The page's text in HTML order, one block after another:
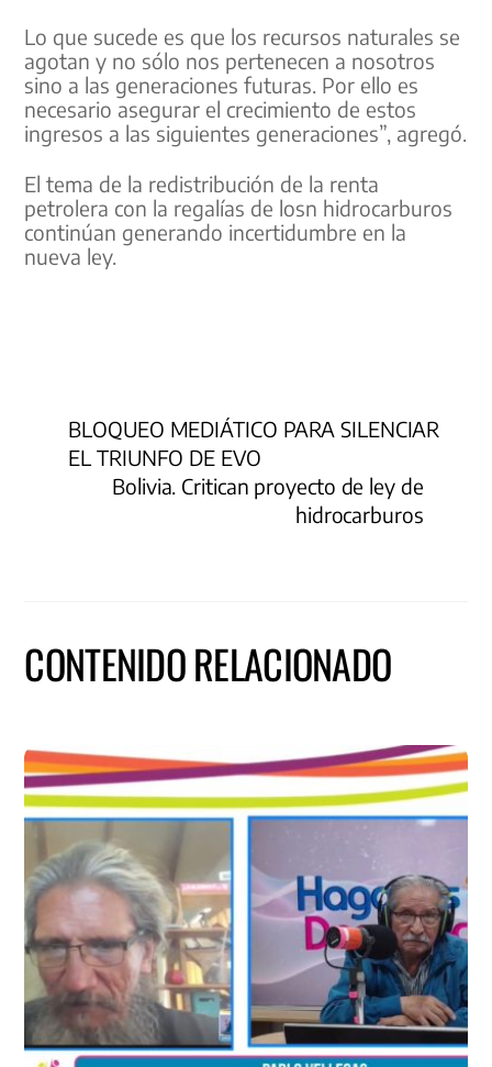
Lo que sucede es que los recursos naturales se
agotan y no sólo nos pertenecen a nosotros
sino a las generaciones futuras. Por ello es
necesario asegurar el crecimiento de estos
ingresos a las siguientes generaciones”, agregó.
El tema de la redistribución de la renta
petrolera con la regalías de losn hidrocarburos
continúan generando incertidumbre en la
nueva ley.
BLOQUEO MEDIÁTICO PARA SILENCIAR
EL TRIUNFO DE EVO
Bolivia. Critican proyecto de ley de
hidrocarburos
CONTENIDO RELACIONADO